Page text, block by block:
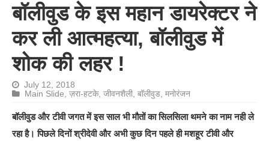
बॉलीवुड के इस महान डायरेक्टर ने
कर ली आत्महत्या, बॉलीवुड में
शोक की लहर !
July 12, 2018
Main Slide ,ज़रा-हटके,जीवनशैली ,बॉलीवुड ,मनोरंजन
बॉलीवुड और टीवी जगत में इस साल भी मौतों का सिलसिला थमने का नाम नही ले
रहा है। पिछले दिनों श्रीदेवी और अभी कुछ दिन पहले ही मशहूर टीवी और